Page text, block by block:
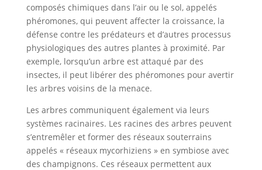
composés chimiques dans l’air ou le sol, appelés
phéromones, qui peuvent affecter la croissance, la
défense contre les prédateurs et d’autres processus
physiologiques des autres plantes à proximité. Par
exemple, lorsqu’un arbre est attaqué par des
insectes, il peut libérer des phéromones pour avertir
les arbres voisins de la menace.
Les arbres communiquent également via leurs
systèmes racinaires. Les racines des arbres peuvent
s’entremêler et former des réseaux souterrains
appelés « réseaux mycorhiziens » en symbiose avec
des champignons. Ces réseaux permettent aux